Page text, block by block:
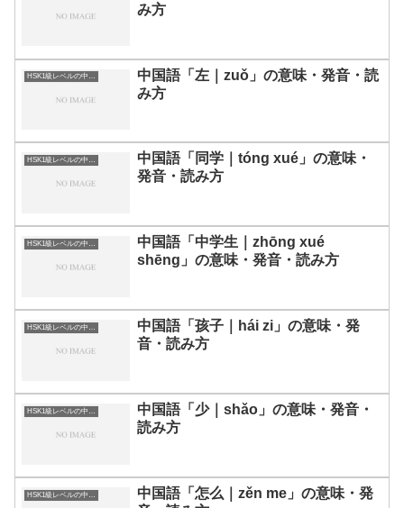
み方
HSK1級レベルの中国語
中国語「左｜zuǒ」の意味・発音・読
み方
HSK1級レベルの中国語
中国語「同学｜tóng xué」の意味・
発音・読み方
HSK1級レベルの中国語
中国語「中学生｜zhōng xué
shēng」の意味・発音・読み方
HSK1級レベルの中国語
中国語「孩子｜hái zi」の意味・発
音・読み方
HSK1級レベルの中国語
中国語「少｜shǎo」の意味・発音・
読み方
HSK1級レベルの中国語
中国語「怎么｜zěn me」の意味・発